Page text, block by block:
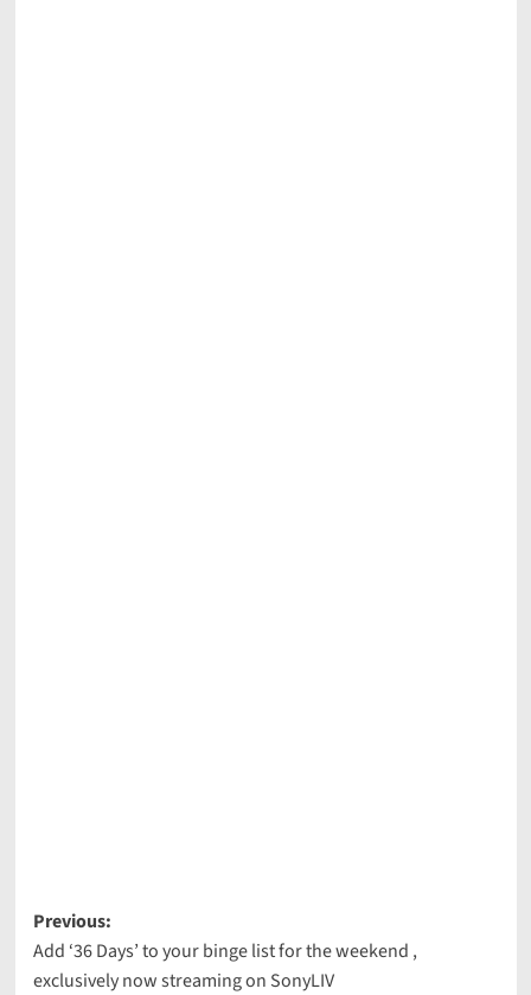
Post
navigation
Previous:
Add ‘36 Days’ to your binge list for the weekend ,
exclusively now streaming on SonyLIV